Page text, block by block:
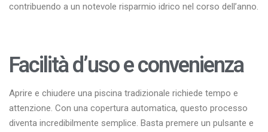
contribuendo a un notevole risparmio idrico nel corso dell’anno.
Facilità d’uso e convenienza
Aprire e chiudere una piscina tradizionale richiede tempo e
attenzione. Con una copertura automatica, questo processo
diventa incredibilmente semplice. Basta premere un pulsante e